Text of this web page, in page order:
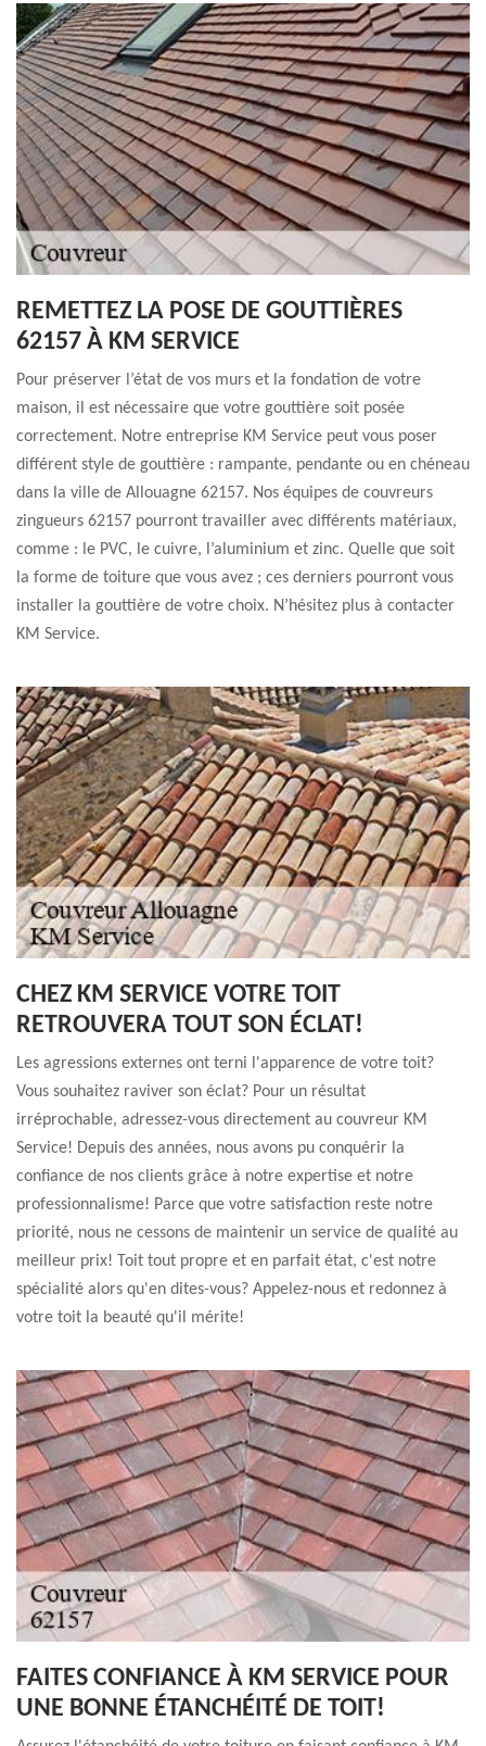
REMETTEZ LA POSE DE GOUTTIÈRES
62157 À KM SERVICE
Pour préserver l’état de vos murs et la fondation de votre
maison, il est nécessaire que votre gouttière soit posée
correctement. Notre entreprise KM Service peut vous poser
différent style de gouttière : rampante, pendante ou en chéneau
dans la ville de Allouagne 62157. Nos équipes de couvreurs
zingueurs 62157 pourront travailler avec différents matériaux,
comme : le PVC, le cuivre, l’aluminium et zinc. Quelle que soit
la forme de toiture que vous avez ; ces derniers pourront vous
installer la gouttière de votre choix. N’hésitez plus à contacter
KM Service.
CHEZ KM SERVICE VOTRE TOIT
RETROUVERA TOUT SON ÉCLAT!
Les agressions externes ont terni l'apparence de votre toit?
Vous souhaitez raviver son éclat? Pour un résultat
irréprochable, adressez-vous directement au couvreur KM
Service! Depuis des années, nous avons pu conquérir la
confiance de nos clients grâce à notre expertise et notre
professionnalisme! Parce que votre satisfaction reste notre
priorité, nous ne cessons de maintenir un service de qualité au
meilleur prix! Toit tout propre et en parfait état, c'est notre
spécialité alors qu'en dites-vous? Appelez-nous et redonnez à
votre toit la beauté qu'il mérite!
FAITES CONFIANCE À KM SERVICE POUR
UNE BONNE ÉTANCHÉITÉ DE TOIT!